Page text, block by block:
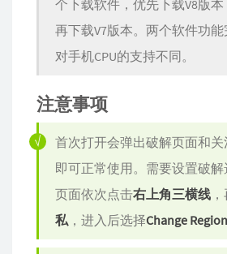
个下载软件，优先下载V8版本
再下载V7版本。两个软件功
对手机CPU的支持不同。
注意事项
首次打开会弹出破解页面和关
即可正常使用。需要设置破解
页面依次点击右上角三横线
私，进入后选择Change Region